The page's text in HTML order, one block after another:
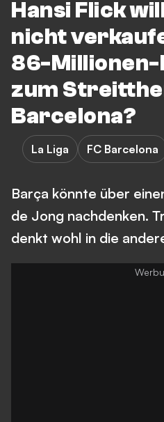
Hansi Flick
nicht
86-Millionen-
zum
Barcelona?
La Liga FC Barcelona
Barça könnte über
de Jong nachdenken.
denkt wohl in die